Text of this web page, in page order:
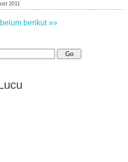
2011
berikut »»